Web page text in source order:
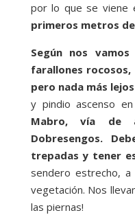
por lo que se viene
primeros metros
Según nos
farallones
pero nada más
y pindio ascenso
Mabro, vía de
Dobresengos.
trepadas y tener
sendero estrecho,
vegetación. Nos
las piernas!